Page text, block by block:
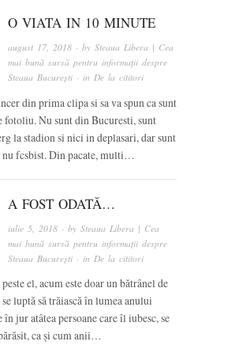
O VIATA IN 10 MINUTE
august 17, 2018 · bySteaua Libera | Cea
mai bună sursă pentru informații despre
Steaua București · inDe la cititori
din prima clipa si sa va spun ca sunt
fotoliu. Nu sunt din Bucuresti, sunt
la stadion si nici in deplasari, dar sunt
nu fcsbist. Din pacate, multi…
A FOST ODATĂ…
iulie 5, 2018 · bySteaua Libera | Cea
mai bună sursă pentru informații despre
Steaua București · in De la cititori
el, acum este doar un bătrânel de
luptă să trăiască în lumea anului
în jur atâtea persoane care îl iubesc, se
ca și cum anii…